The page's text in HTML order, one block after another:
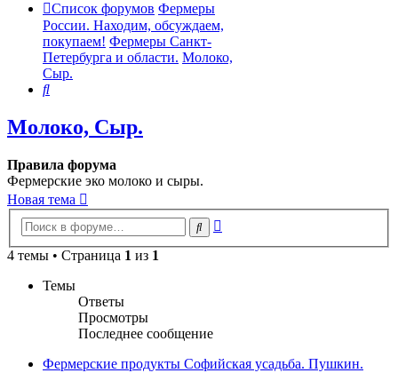
Список форумов Фермеры
России. Находим, обсуждаем,
покупаем! Фермеры Санкт-
Петербурга и области. Молоко,
Сыр.
Поиск
Молоко, Сыр.
Правила форума
Фермерские эко молоко и сыры.
Новая тема
Поиск
4 темы • Страница 1 из 1
Темы
Ответы
Просмотры
Последнее сообщение
Фермерские продукты Софийская усадьба. Пушкин.